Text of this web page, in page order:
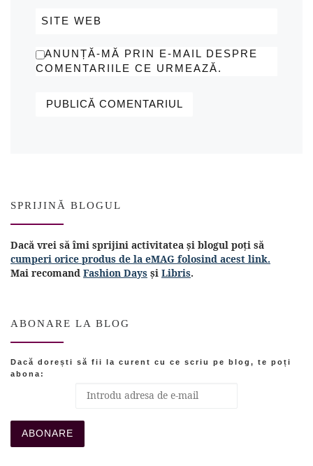
SITE WEB
ANUNȚĂ-MĂ PRIN E-MAIL DESPRE
COMENTARIILE CE URMEAZĂ.
SPRIJINĂ BLOGUL
Dacă vrei să îmi sprijini activitatea și blogul poți să
cumperi orice produs de la eMAG folosind acest link.
Mai recomand Fashion Days și Libris.
ABONARE LA BLOG
Dacă dorești să fii la curent cu ce scriu pe blog, te poți
abona: